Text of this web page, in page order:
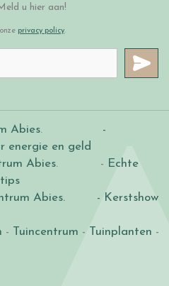
u hier aan!
privacy policy.
Abies.
-
energie en geld
Abies. - Echte
Abies.
- Kerstshow
- Tuincentrum - Tuinplanten -